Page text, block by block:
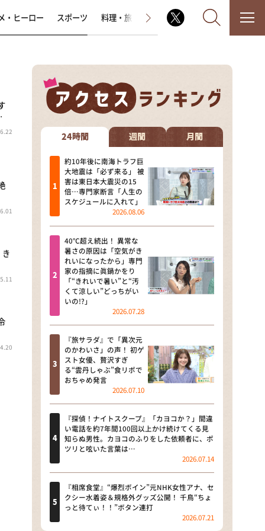
なるみ・岡村の過ぎるTV
相席食堂
これ余談なんですけど・・・
～人生密着トークバラエティ！
～ やすとものいたって真剣です
探偵！ナイトスクープ
news おかえり
河合＆A.B.C-Z塚田×福井アナ
「なんでやねん！？」（news お
かえり）
DAIGOも台所 ～きょうの献立 何
にする？～
本日はダイアンなり！シーズン２
朝だ！生です旅サラダ
教えて！ニュースライブ 正義の
ミカタ
ＬＩＦＥ～夢のカタチ～
新婚さんいらっしゃい！
ポツンと一軒家
ザキ山小屋本館
・ヒーロー スポーツ 料理・旅 ラジオ番組 その他
24時間 週間 月間
約10年後に南海トラフ巨
大地震は「必ず来る」 被
害は東日本大震災の15
倍…専門家断言「人生の
スケジュールに入れて」
2026.08.06
40℃超え続出！ 異常な
暑さの原因は「空気がき
れいになったから」専門
家の指摘に眞鍋かをり
「“きれいで暑い”と“汚
くて涼しい”どっちがい
いの!?」
2026.07.28
『旅サラダ』で「異次元
のかわいさ」の声！ 初ゲ
スト女優、贅沢すぎ
る“雲丹しゃぶ”食リポで
おちゃめ発言
2026.07.10
『探偵！ナイトスクープ』「カヨコか？」間違
い電話を約7年間100回以上かけ続けてくる見
知らぬ男性。カヨコのふりをした依頼者に、ポ
ツリと呟いた言葉は…
2026.07.14
『相席食堂』“爆烈ボイン”元NHK女性アナ、セ
クシー水着姿＆規格外グッズ公開！ 千鳥“ちょ
っと待てぃ！！”ボタン連打
2026.07.21